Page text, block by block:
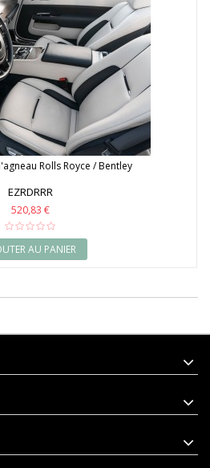
Rolls Royce / Bentley
EZRDRRR
520,83 €
AU PANIER